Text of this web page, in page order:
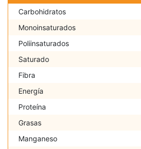
Carbohidratos
Monoinsaturados
Poliinsaturados
Saturado
Fibra
Energía
Proteína
Grasas
Manganeso